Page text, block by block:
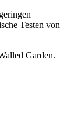
Testen von
Garden.